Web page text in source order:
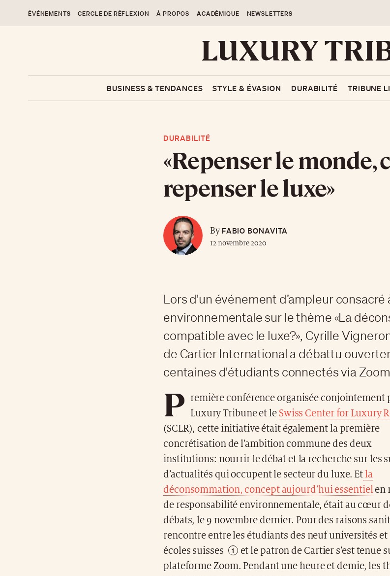
ÉVÉNEMENTS CERCLE DE RÉFLEXION À PROPOS ACADÉMIQUE NEWSLETTERS
BUSINESS & TENDANCES STYLE & ÉVASION DURABILITÉ TRIBUNE
DURABILITÉ
«Repenser le monde,
repenser le luxe»
ByFABIO BONAVITA
12 novembre 2020
Lors d'un événement d’ampleur
environnementale sur le thème «La
compatible avec le luxe?», Cyrille
de Cartier International a débattu
centaines d'étudiants connectés via
P
remière conférence organisée conjointement
Luxury Tribune et le Swiss Center for Luxury
(SCLR), cette initiative était également la première
concrétisation de l’ambition commune des deux
institutions: nourrir le débat et la recherche sur les
d’actualités qui occupent le secteur du luxe. Et la
déconsommation, concept aujourd’hui essentielen
de responsabilité environnementale, était au cœur
débats, le 9 novembre dernier. Pour des raisons
rencontre entre les étudiants des neuf universités et
écoles suisses
et le patron de Cartier s’est tenue
plateforme Zoom. Pendant une heure et demie, les